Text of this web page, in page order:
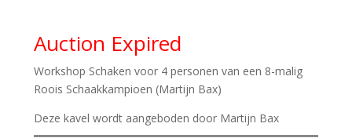
Auction Expired
Workshop Schaken voor 4 personen van een 8-malig
Roois Schaakkampioen (Martijn Bax)
Deze kavel wordt aangeboden door Martijn Bax